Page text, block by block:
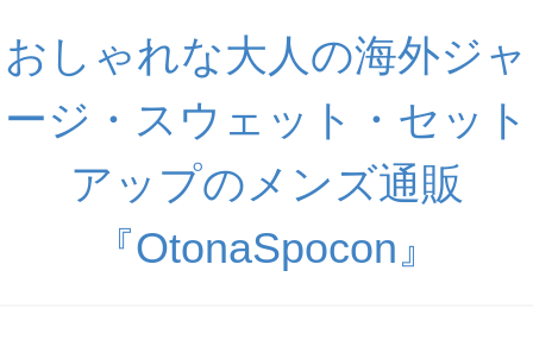
おしゃれな大人の海外ジャ
ージ・スウェット・セット
アップのメンズ通販
『OtonaSpocon』